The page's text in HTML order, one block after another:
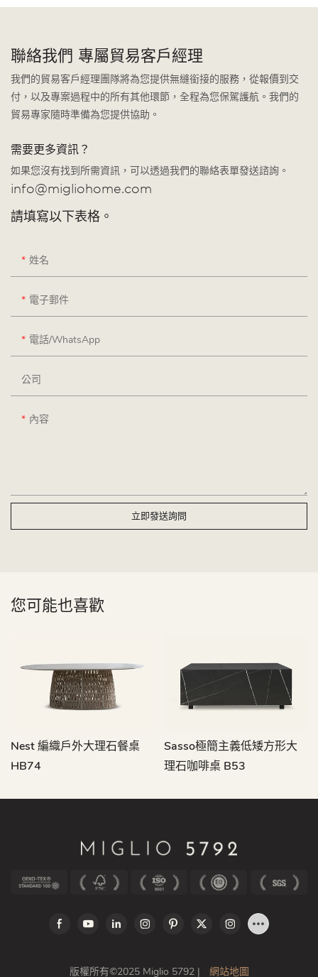
聯絡我們 專屬貿易客戶經理
我們的貿易客戶經理團隊將為您提供無縫銜接的服務，從報價到交
付，以及專案過程中的所有其他環節，全程為您保駕護航。我們的
貿易專家隨時準備為您提供協助。
需要更多資訊？
如果您沒有找到所需資訊，可以透過我們的聯絡表單發送諮詢。
info@migliohome.com
請填寫以下表格。
姓名
電子郵件
電話/WhatsApp
公司
內容
立即發送詢問
您可能也喜歡
Nest 編織戶外大理石餐桌
HB74
Sasso極簡主義低矮方形大
理石咖啡桌 B53
版權所有©2025 Miglio 5792 | 網站地圖